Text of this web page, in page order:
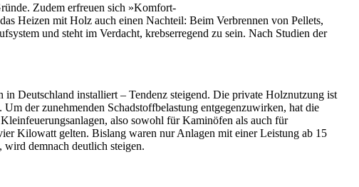
Zudem erfreuen sich »Komfort-
Heizen mit Holz auch einen Nachteil: Beim Verbrennen von Pellets,
und steht im Verdacht, krebserregend zu sein. Nach Studien der
Deutschland installiert – Tendenz steigend. Die private Holznutzung ist
der zunehmenden Schadstoffbelastung entgegenzuwirken, hat die
also sowohl für Kaminöfen als auch für
Kilowatt gelten. Bislang waren nur Anlagen mit einer Leistung ab 15
demnach deutlich steigen.